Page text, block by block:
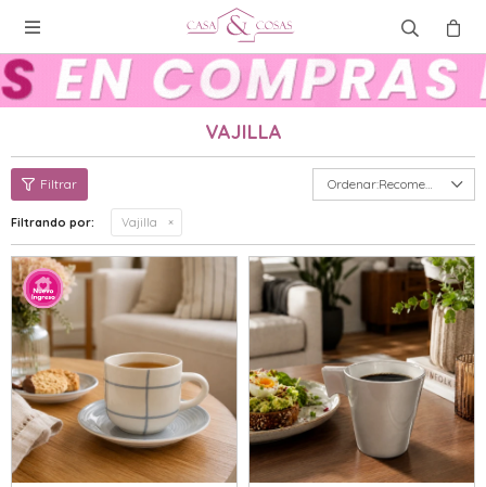

VAJILLA
Recomendados
Filtrando por: Vajilla